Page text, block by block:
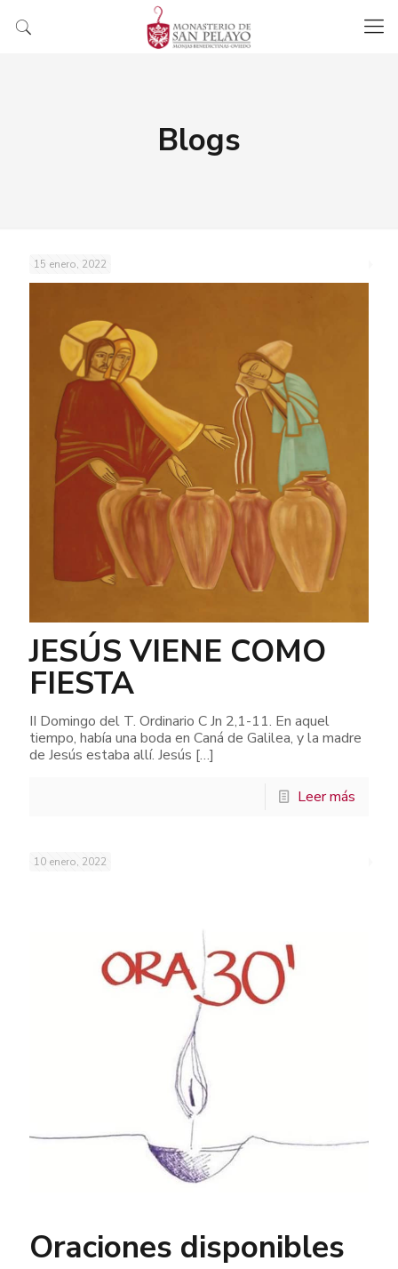
Blogs
15 enero, 2022
JESÚS VIENE COMO
FIESTA
II Domingo del T. Ordinario C Jn 2,1-11. En aquel
tiempo, había una boda en Caná de Galilea, y la madre
de Jesús estaba allí. Jesús […]
Leer más
10 enero, 2022
Oraciones disponibles